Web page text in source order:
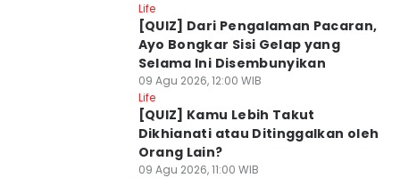
Life
[QUIZ] Dari Pengalaman Pacaran,
Ayo Bongkar Sisi Gelap yang
Selama Ini Disembunyikan
09 Agu 2026, 12:00 WIB
Life
[QUIZ] Kamu Lebih Takut
Dikhianati atau Ditinggalkan oleh
Orang Lain?
09 Agu 2026, 11:00 WIB